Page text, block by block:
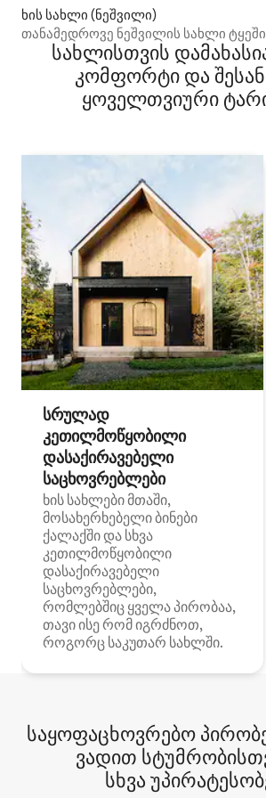
ხის სახლი (ნეშვილი)
თანამედროვე ნეშვილის სახლი ტყეში
სახლისთვის
კომფორტი და
ყოველთვიური
სრულად
კეთილმოწყობილი
დასაქირავებელი
საცხოვრებლები
ხის სახლები მთაში,
მოსახერხებელი ბინები
ქალაქში და სხვა
კეთილმოწყობილი
დასაქირავებელი
საცხოვრებლები,
რომლებშიც ყველა პირობაა,
თავი ისე რომ იგრძნოთ,
როგორც საკუთარ სახლში.
საყოფაცხოვრებო
ვადით
სხვა